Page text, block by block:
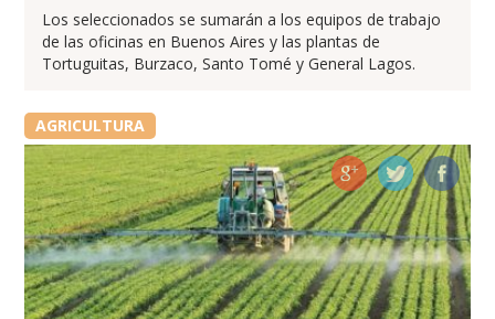
Los seleccionados se sumarán a los equipos de trabajo
de las oficinas en Buenos Aires y las plantas de
Tortuguitas, Burzaco, Santo Tomé y General Lagos.
AGRICULTURA